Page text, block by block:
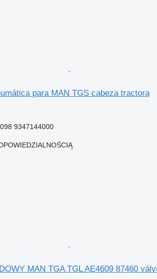
para MAN TGS cabeza tractora
9347144000
MAN TGA TGL AE4609 87460